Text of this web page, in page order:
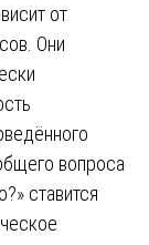
от
Они
вопроса
ставится